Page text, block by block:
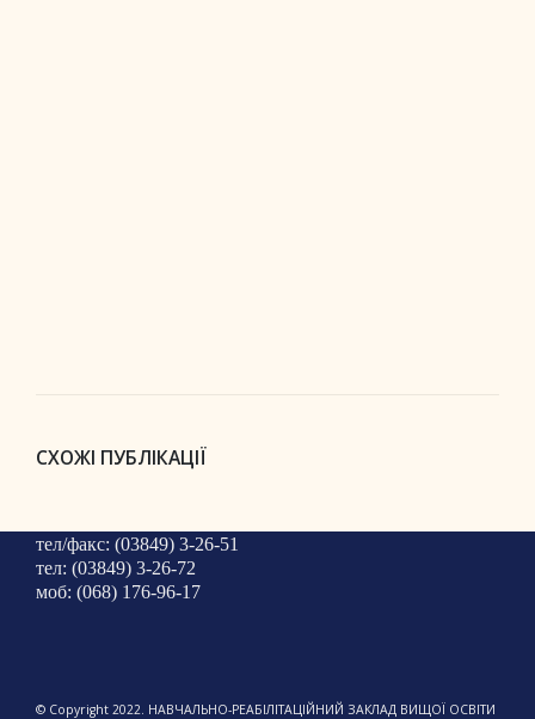
СХОЖІ ПУБЛІКАЦІЇ
тел/факс: (03849) 3-26-51
тел: (03849) 3-26-72
моб: (068) 176-96-17
© Copyright 2022. НАВЧАЛЬНО-РЕАБІЛІТАЦІЙНИЙ ЗАКЛАД ВИЩОЇ ОСВІТИ